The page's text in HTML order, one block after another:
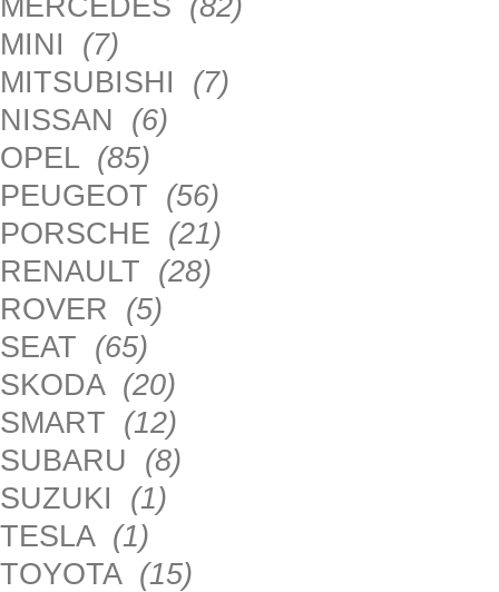
MERCEDES (82)
MINI (7)
MITSUBISHI (7)
NISSAN (6)
OPEL (85)
PEUGEOT (56)
PORSCHE (21)
RENAULT (28)
ROVER (5)
SEAT (65)
SKODA (20)
SMART (12)
SUBARU (8)
SUZUKI (1)
TESLA (1)
TOYOTA (15)